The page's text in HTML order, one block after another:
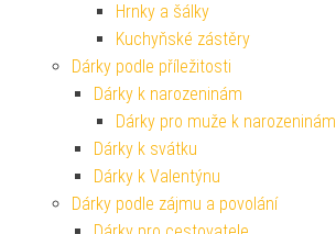
Hrnky a šálky
Kuchyňské zástěry
Dárky podle příležitosti
Dárky k narozeninám
Dárky pro muže k narozeninám
Dárky k svátku
Dárky k Valentýnu
Dárky podle zájmu a povolání